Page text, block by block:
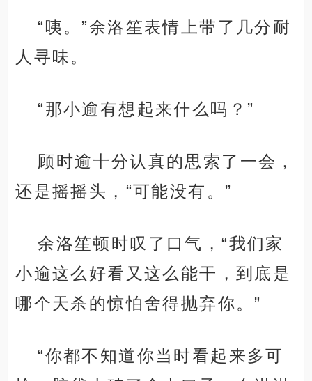
“咦。”余洛笙表情上带了几分耐
人寻味。
“那小逾有想起来什么吗？”
顾时逾十分认真的思索了一会，
还是摇摇头，“可能没有。”
余洛笙顿时叹了口气，“我们家
小逾这么好看又这么能干，到底是
哪个天杀的惊怕舍得抛弃你。”
“你都不知道你当时看起来多可